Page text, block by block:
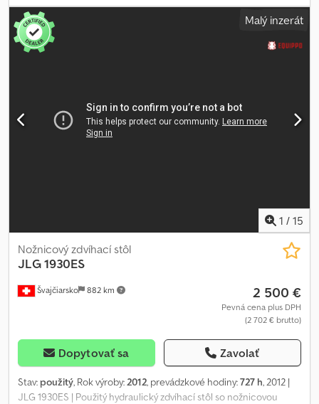
Malý inzerát
1 / 15
Švajčiarsko 882 km
Nožnicový zdvíhací stôl
JLG1930ES
2 500 €
Pevná cena plus DPH
(2 702 € brutto)
Dopytovať sa Zavolať
Stav: použitý, Rok výroby: 2012, prevádzkové hodiny:727 h, 2012 |
JLG 1930ES | Použitý hydraulický zdvíhací stôl so nožnicovou